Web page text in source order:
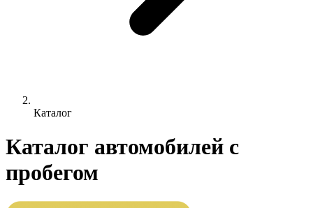
Каталог
Каталог автомобилей с
пробегом